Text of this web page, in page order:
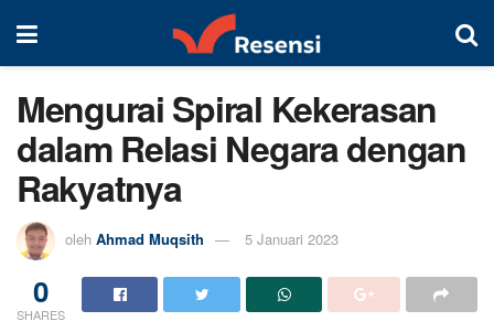
Mengurai Spiral Kekerasan
dalam Relasi Negara dengan
Rakyatnya
oleh Ahmad Muqsith 5 Januari 2023
0
SHARES